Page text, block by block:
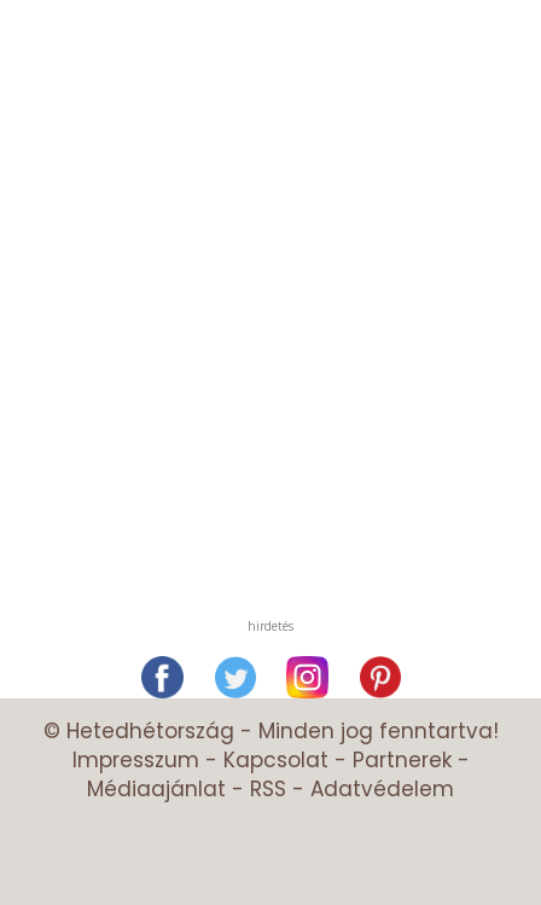
hirdetés
© Hetedhétország - Minden jog fenntartva!
Impresszum - Kapcsolat - Partnerek-
Médiaajánlat - RSS - Adatvédelem